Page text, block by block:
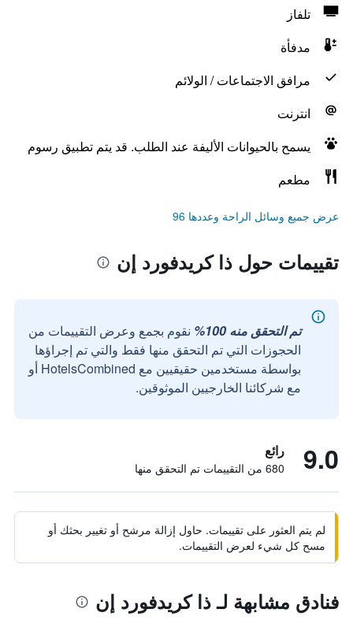
تلفاز
مدفأة
مرافق الاجتماعات / الولائم
انترنت
يسمح بالحيوانات الأليفة عند الطلب. قد يتم تطبيق رسوم
مطعم
عرض جميع وسائل الراحة وعددها 96
تقييمات حول ذا كريدفورد إن
تم التحقق منه 100%
نقوم بجمع وعرض التقييمات من
الحجوزات التي تم التحقق منها فقط والتي تم إجراؤها
بواسطة مستخدمين حقيقيين مع HotelsCombined أو
مع شركائنا الخارجيين الموثوقين.
9.0 رائع
680 من التقييمات تم التحقق منها
لم يتم العثور على تقييمات. حاول إزالة مرشح أو تغيير بحثك أو
مسح كل شيء لعرض التقييمات.
فنادق مشابهة لـ ذا كريدفورد إن